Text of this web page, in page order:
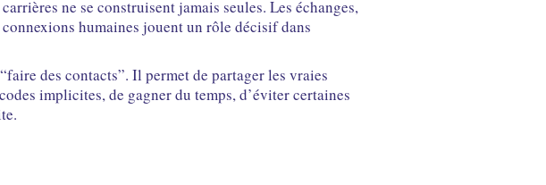
ne se construisent jamais seules. Les échanges,
humaines jouent un rôle décisif dans
des contacts”. Il permet de partager les vraies
implicites, de gagner du temps, d’éviter certaines